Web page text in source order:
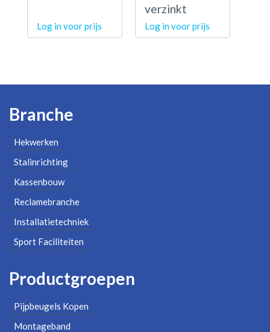
Log in voor prijs
verzinkt
Log in voor prijs
Branche
Hekwerken
Stalinrichting
Kassenbouw
Reclamebranche
Installatietechniek
Sport Faciliteiten
Productgroepen
Pijpbeugels Kopen
Montageband